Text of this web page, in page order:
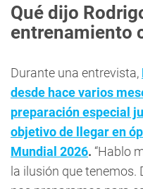
Qué dijo
entrenamiento
Durante una entrevista,
desde hace varios
preparación especial
objetivo de llegar en
Mundial 2026. “Hablo
la ilusión que tenemos.